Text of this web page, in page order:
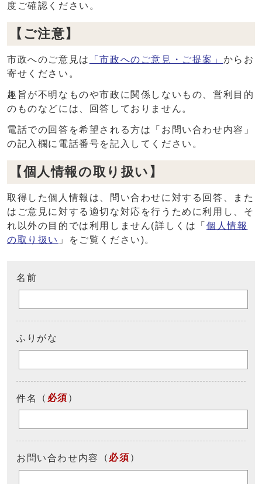
度ご確認ください。
【ご注意】
市政へのご意見は 「市政へのご意見・ご提案」 からお
寄せください。
趣旨が不明なものや市政に関係しないもの、営利目的
のものなどには、回答しておりません。
電話での回答を希望される方は「お問い合わせ内容」
の記入欄に電話番号を記入してください。
【個人情報の取り扱い】
取得した個人情報は、問い合わせに対する回答、また
はご意見に対する適切な対応を行うために利用し、そ
れ以外の目的では利用しません(詳しくは「 個人情報
の取り扱い 」をご覧ください)。
名前
ふりがな
件名 （ 必須 ）
お問い合わせ内容 （ 必須 ）